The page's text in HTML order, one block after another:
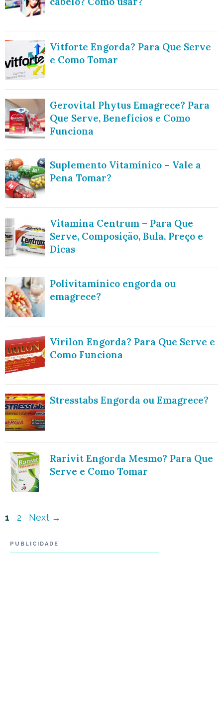
Vitforte Engorda? Para Que Serve
e Como Tomar
Gerovital Phytus Emagrece? Para
Que Serve, Benefícios e Como
Funciona
Suplemento Vitamínico – Vale a
Pena Tomar?
Vitamina Centrum – Para Que
Serve, Composição, Bula, Preço e
Dicas
Polivitamínico engorda ou
emagrece?
Virilon Engorda? Para Que Serve e
Como Funciona
Stresstabs Engorda ou Emagrece?
Rarivit Engorda Mesmo? Para Que
Serve e Como Tomar
Navegação
post
Page
1 Page
2 Next →
PUBLICIDADE